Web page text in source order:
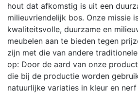
hout dat afkomstig is uit een
milieuvriendelijk bos. Onze missie
kwaliteitsvolle, duurzame en
meubelen aan te bieden tegen
zijn met die van andere
op: Door de aard van onze
die bij de productie worden
natuurlijke variaties in kleur en